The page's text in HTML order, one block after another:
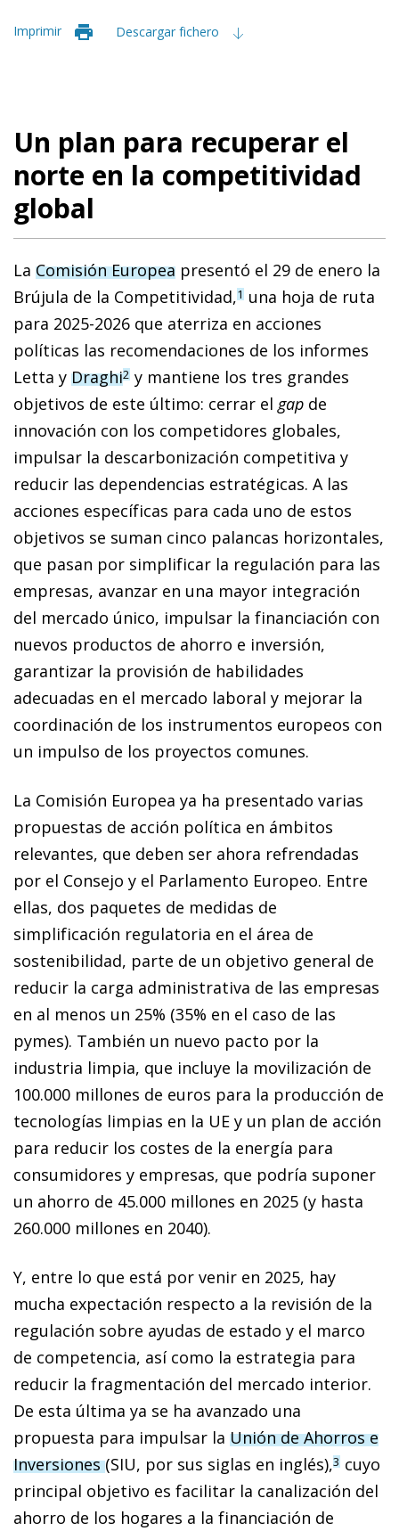
Imprimir Descargar fichero
Un plan para recuperar el
norte en la competitividad
global
La Comisión Europea presentó el 29 de enero la
Brújula de la Competitividad,1 una hoja de ruta
para 2025-2026 que aterriza en acciones
políticas las recomendaciones de los informes
Letta y Draghi2 y mantiene los tres grandes
objetivos de este último: cerrar el gap de
innovación con los competidores globales,
impulsar la descarbonización competitiva y
reducir las dependencias estratégicas. A las
acciones específicas para cada uno de estos
objetivos se suman cinco palancas horizontales,
que pasan por simplificar la regulación para las
empresas, avanzar en una mayor integración
del mercado único, impulsar la financiación con
nuevos productos de ahorro e inversión,
garantizar la provisión de habilidades
adecuadas en el mercado laboral y mejorar la
coordinación de los instrumentos europeos con
un impulso de los proyectos comunes.
La Comisión Europea ya ha presentado varias
propuestas de acción política en ámbitos
relevantes, que deben ser ahora refrendadas
por el Consejo y el Parlamento Europeo. Entre
ellas, dos paquetes de medidas de
simplificación regulatoria en el área de
sostenibilidad, parte de un objetivo general de
reducir la carga administrativa de las empresas
en al menos un 25% (35% en el caso de las
pymes). También un nuevo pacto por la
industria limpia, que incluye la movilización de
100.000 millones de euros para la producción de
tecnologías limpias en la UE y un plan de acción
para reducir los costes de la energía para
consumidores y empresas, que podría suponer
un ahorro de 45.000 millones en 2025 (y hasta
260.000 millones en 2040).
Y, entre lo que está por venir en 2025, hay
mucha expectación respecto a la revisión de la
regulación sobre ayudas de estado y el marco
de competencia, así como la estrategia para
reducir la fragmentación del mercado interior.
De esta última ya se ha avanzado una
propuesta para impulsar la Unión de Ahorros e
Inversiones(SIU, por sus siglas en inglés),3 cuyo
principal objetivo es facilitar la canalización del
ahorro de los hogares a la financiación de